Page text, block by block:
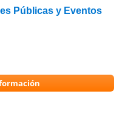
Públicas y Eventos